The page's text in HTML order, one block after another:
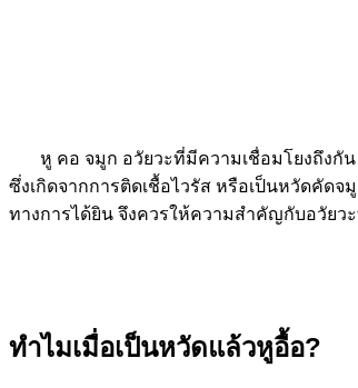
หู คอ จมูก อวัยวะที่มีความเชื่อมโยงถึงกั
ซึ่งเกิดจากการติดเชื้อไวรัส หรือเป็นหวัดคัด
ทางการได้ยิน จึงควรให้ความสำคัญกับอวัยว
ทำไมเมื่อเป็นหวัดแล้วหูอื้อ?